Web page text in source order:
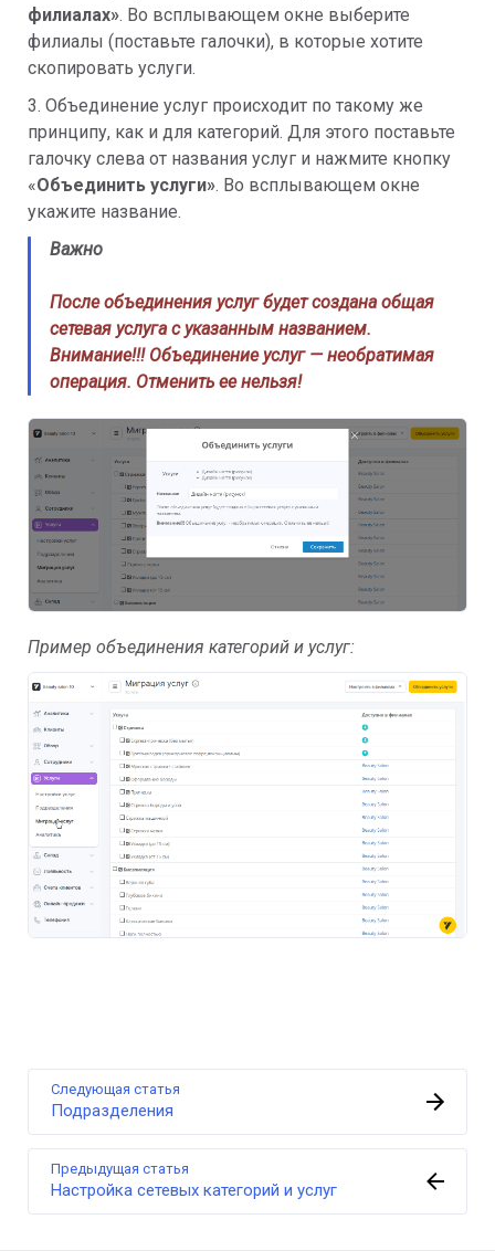
филиалах». Во всплывающем окне выберите
филиалы (поставьте галочки), в которые хотите
скопировать услуги.
3. Объединение услуг происходит по такому же
принципу, как и для категорий. Для этого поставьте
галочку слева от названия услуг и нажмите кнопку
«Объединить услуги». Во всплывающем окне
укажите название.
Важно
После объединения услуг будет создана общая
сетевая услуга с указанным названием.
Внимание!!! Объединение услуг — необратимая
операция. Отменить ее нельзя!
Пример объединения категорий и услуг:
Предыдущая статья
Настройка сетевых категорий и услуг
Следующая статья
Подразделения